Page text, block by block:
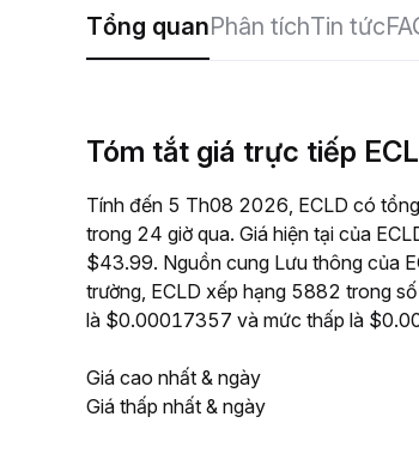
Tổng quanPhân tíchTin tức
Tóm tắt giá trực tiếp
Tính đến 5 Th08 2026, ECLD có
trong 24 giờ qua. Giá hiện tại của
$43.99. Nguồn cung Lưu thông của
trường, ECLD xếp hạng 5882 trong
là $0.00017357 và mức thấp là
Giá cao nhất & ngày
Giá thấp nhất & ngày